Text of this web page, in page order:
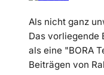
Als nicht ganz
Das vorliegende
als eine "BORA
Beiträgen von